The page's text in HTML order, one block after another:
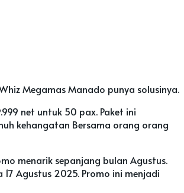
Megamas Manado punya solusinya.
net untuk 50 pax. Paket ini
kehangatan Bersama orang orang
menarik sepanjang bulan Agustus.
Agustus 2025. Promo ini menjadi